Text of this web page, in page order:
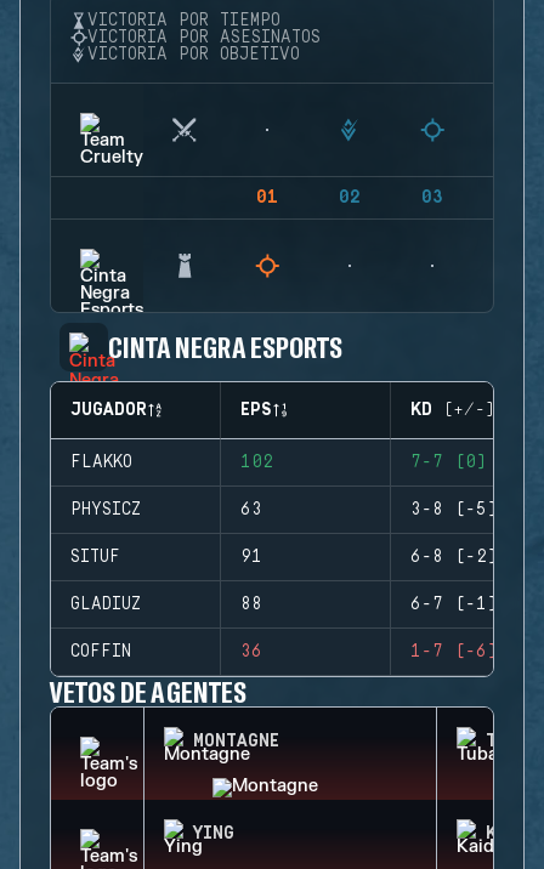
VICTORIA POR TIEMPO
VICTORIA POR ASESINATOS
VICTORIA POR OBJETIVO
01 02 03
CINTA NEGRA ESPORTS
JUGADOR EPS KD (+/-)
FLAKKO 102 7-7 (0)
PHYSICZ 63 3-8 (-5)
SITUF 91 6-8 (-2)
GLADIUZ 88 6-7 (-1)
COFFIN 36 1-7 (-6)
VETOS DE AGENTES
MONTAGNE
YING KAID